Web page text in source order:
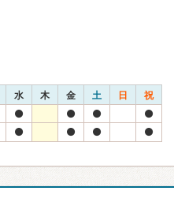
水 木 金 土 日 祝